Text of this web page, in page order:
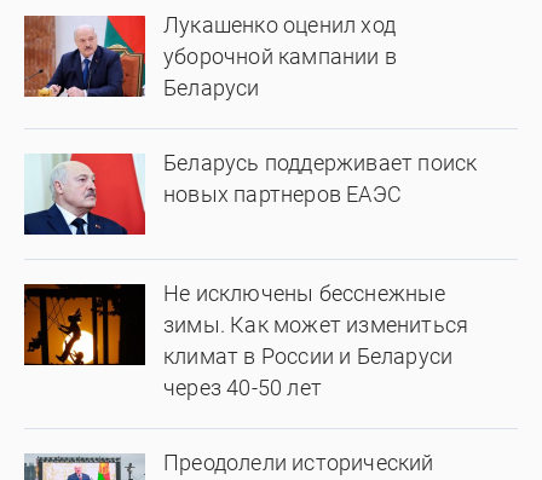
Лукашенко оценил ход
уборочной кампании в
Беларуси
Беларусь поддерживает поиск
новых партнеров ЕАЭС
Не исключены бесснежные
зимы. Как может измениться
климат в России и Беларуси
через 40-50 лет
Преодолели исторический